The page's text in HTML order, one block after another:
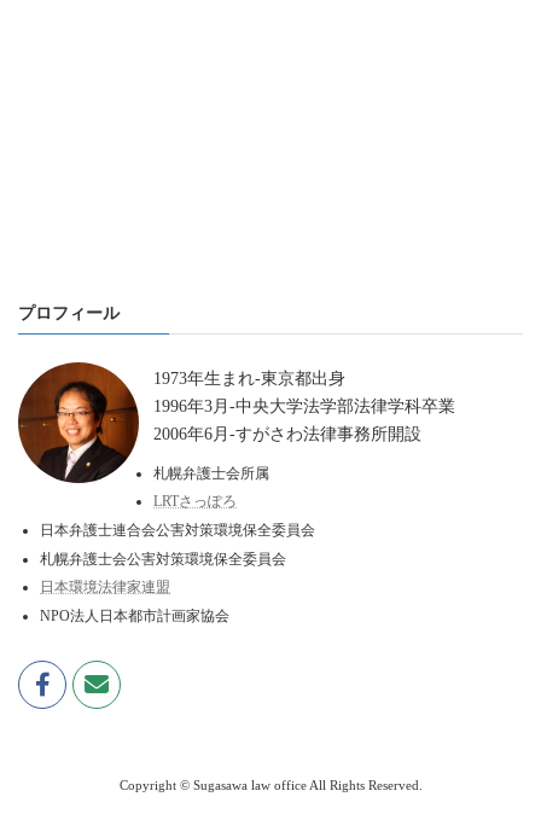
プロフィール
1973年生まれ-東京都出身
1996年3月-中央大学法学部法律学科卒業
2006年6月-すがさわ法律事務所開設
札幌弁護士会所属
LRTさっぽろ
日本弁護士連合会公害対策環境保全委員会
札幌弁護士会公害対策環境保全委員会
日本環境法律家連盟
NPO法人日本都市計画家協会
Copyright © Sugasawa law office All Rights Reserved.